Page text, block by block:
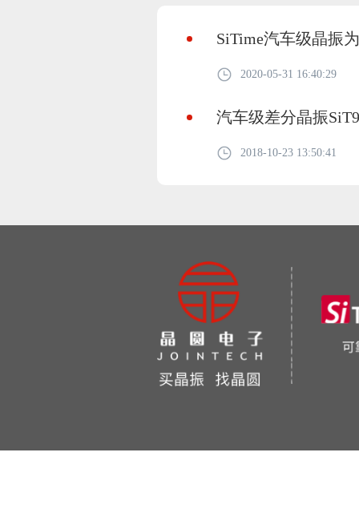
SiTime汽车级晶振
2020-05-31 16:40:29
汽车级差分晶振
2018-10-23 13:50:41